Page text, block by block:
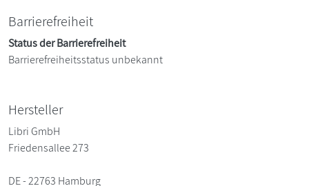
Barrierefreiheit
Status der Barrierefreiheit
Barrierefreiheitsstatus unbekannt
Hersteller
Libri GmbH
Friedensallee 273
DE - 22763 Hamburg